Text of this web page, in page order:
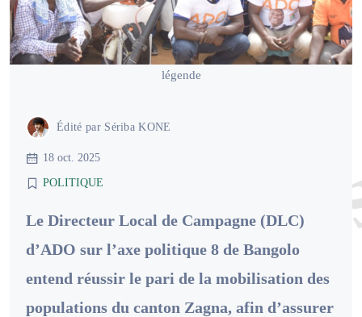
légende
Édité par Sériba KONE
18 oct. 2025
POLITIQUE
Le Directeur Local de Campagne (DLC)
d’ADO sur l’axe politique 8 de Bangolo
entend réussir le pari de la mobilisation des
populations du canton Zagna, afin d’assurer